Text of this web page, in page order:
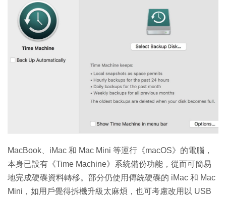
IT Times
生成式AI與雲端應用
MacBook、iMac 和 Mac Mini 等運行《macOS》的電腦，
本身已設有《Time Machine》系統備份功能，從而可簡易
地完成硬碟資料轉移。部分仍使用傳統硬碟的 iMac 和 Mac
Mini，如用戶覺得拆機升級太麻煩，也可考慮改用以 USB